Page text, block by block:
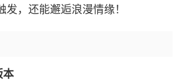
发，还能邂逅浪漫情缘！
本